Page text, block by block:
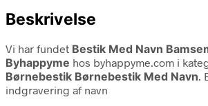
Beskrivelse
Vi har fundet Bestik Med Navn
Byhappyme hos byhappyme.com i
Børnebestik Børnebestik Med Navn.
indgravering af navn